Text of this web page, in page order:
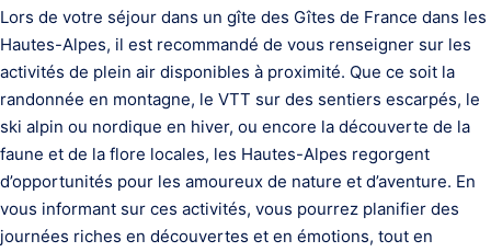
Lors de votre séjour dans un gîte des Gîtes de France dans les
Hautes-Alpes, il est recommandé de vous renseigner sur les
activités de plein air disponibles à proximité. Que ce soit la
randonnée en montagne, le VTT sur des sentiers escarpés, le
ski alpin ou nordique en hiver, ou encore la découverte de la
faune et de la flore locales, les Hautes-Alpes regorgent
d’opportunités pour les amoureux de nature et d’aventure. En
vous informant sur ces activités, vous pourrez planifier des
journées riches en découvertes et en émotions, tout en